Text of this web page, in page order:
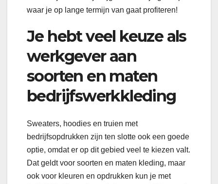
waar je op lange termijn van gaat profiteren!
Je hebt veel keuze als
werkgever aan
soorten en maten
bedrijfswerkkleding
Sweaters, hoodies en truien met
bedrijfsopdrukken zijn ten slotte ook een goede
optie, omdat er op dit gebied veel te kiezen valt.
Dat geldt voor soorten en maten kleding, maar
ook voor kleuren en opdrukken kun je met